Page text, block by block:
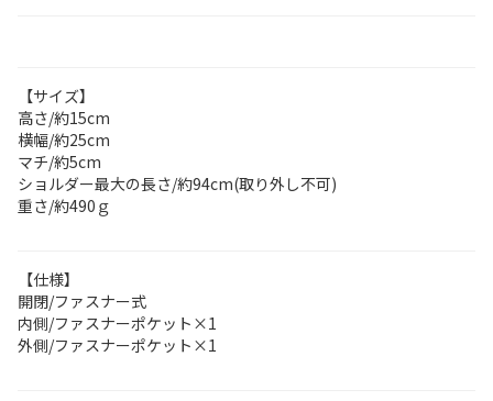
【サイズ】
高さ/約15cm
横幅/約25cm
マチ/約5cm
ショルダー最大の長さ/約94cm(取り外し不可)
重さ/約490ｇ
【仕様】
開閉/ファスナー式
内側/ファスナーポケット×1
外側/ファスナーポケット×1